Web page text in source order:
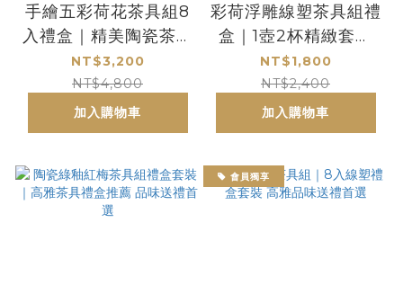
手繪五彩荷花茶具組8
入禮盒｜精美陶瓷茶具
套裝送禮推薦
NT$3,200
NT$4,800
加入購物車
彩荷浮雕線塑茶具組禮
盒｜1壺2杯精緻套裝
送禮自用首選
NT$1,800
NT$2,400
加入購物車
會員獨享